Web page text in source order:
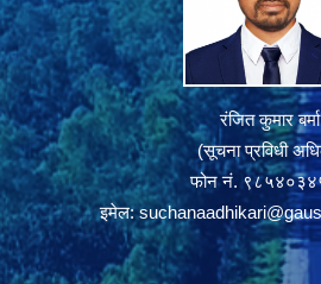
रंजित कुमार
(सूचना प्रविधी
फोन नं.
इमेल: